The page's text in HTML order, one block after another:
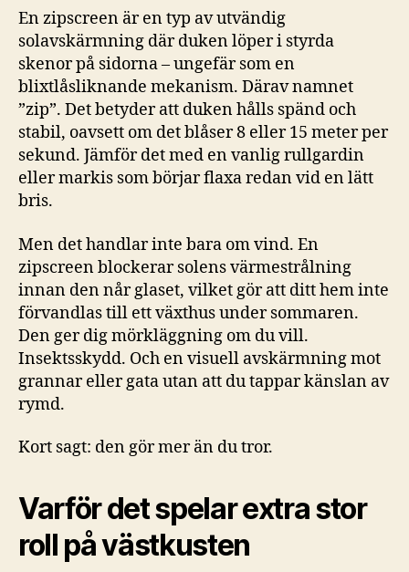
En zipscreen är en typ av utvändig
solavskärmning där duken löper i styrda
skenor på sidorna – ungefär som en
blixtlåsliknande mekanism. Därav namnet
”zip”. Det betyder att duken hålls spänd och
stabil, oavsett om det blåser 8 eller 15 meter per
sekund. Jämför det med en vanlig rullgardin
eller markis som börjar flaxa redan vid en lätt
bris.
Men det handlar inte bara om vind. En
zipscreen blockerar solens värmestrålning
innan den når glaset, vilket gör att ditt hem inte
förvandlas till ett växthus under sommaren.
Den ger dig mörkläggning om du vill.
Insektsskydd. Och en visuell avskärmning mot
grannar eller gata utan att du tappar känslan av
rymd.
Kort sagt: den gör mer än du tror.
Varför det spelar extra stor
roll på västkusten